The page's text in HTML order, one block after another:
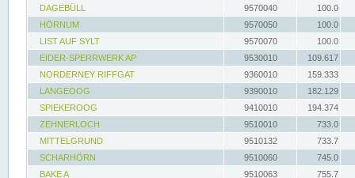
DAGEBÜLL 9570040
100.0
HÖRNUM
9570050
100.0
LIST AUF SYLT
9570070
100.0
EIDER-SPERRWERK AP
9530010
109.617
NORDERNEY RIFFGAT
9360010
159.333
LANGEOOG
9390010
182.129
SPIEKEROOG
9410010
194.374
ZEHNERLOCH
9510010
733.0
MITTELGRUND
9510132
733.7
SCHARHÖRN
9510060
745.0
BAKE A
9510063
755.7